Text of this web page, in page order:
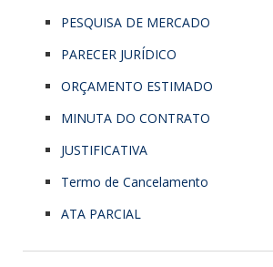
PESQUISA DE MERCADO
PARECER JURÍDICO
ORÇAMENTO ESTIMADO
MINUTA DO CONTRATO
JUSTIFICATIVA
Termo de Cancelamento
ATA PARCIAL